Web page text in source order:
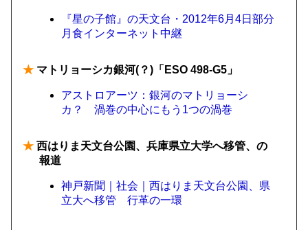
『星の子館』の天文台・2012年6月4日部分
月食インターネット中継
★ マトリョーシカ銀河(？)「ESO 498-G5」
アストロアーツ：銀河のマトリョーシ
カ？ 渦巻の中心にもう1つの渦巻
★ 西はりま天文台公園、兵庫県立大学へ移管、の
報道
神戸新聞｜社会｜西はりま天文台公園、県
立大へ移管 行革の一環